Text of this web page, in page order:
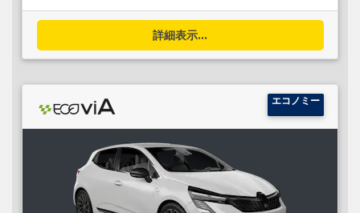
詳細表示...
エコノミー